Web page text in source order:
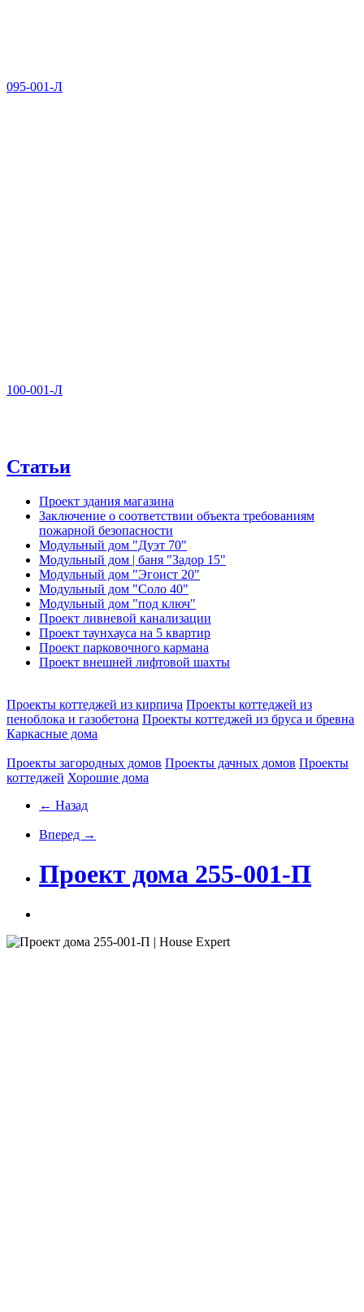
095-001-Л
100-001-Л
Статьи
Проект здания магазина
Заключение о соответствии объекта требованиям
пожарной безопасности
Модульный дом "Дуэт 70"
Модульный дом | баня "Задор 15"
Модульный дом "Эгоист 20"
Модульный дом "Соло 40"
Модульный дом "под ключ"
Проект ливневой канализации
Проект таунхауса на 5 квартир
Проект парковочного кармана
Проект внешней лифтовой шахты
Проекты коттеджей из кирпича Проекты коттеджей из
пеноблока и газобетона Проекты коттеджей из бруса и бревна
Каркасные дома
Проекты загородных домов Проекты дачных домов Проекты
коттеджей Хорошие дома
← Назад
Вперед →
Проект дома 255-001-П